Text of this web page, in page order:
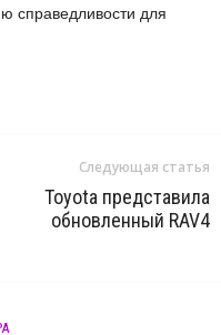
справедливости для
Следующая статья
Toyota представила
обновленный RAV4